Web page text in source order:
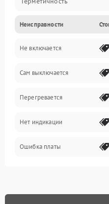
Механика
Неисправности
Не включается
Сам выключается
Перегревается
Нет индикации
Ошибка платы